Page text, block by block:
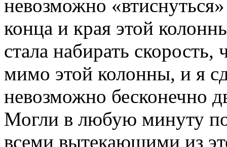
невозможно
конца и края этой
стала набирать
мимо этой колонны, и я
невозможно бесконечно
Могли в любую минуту
всеми вытекающими из